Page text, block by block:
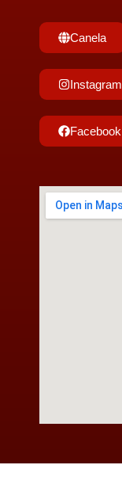
Canela
Instagram
Facebook